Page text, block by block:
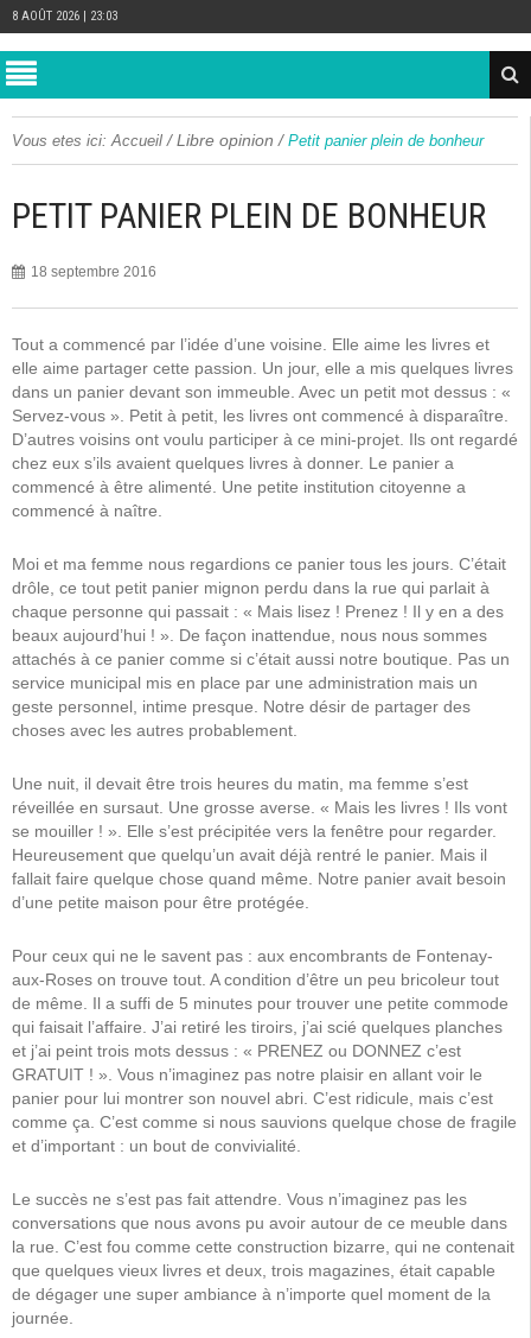
8 AOÛT 2026 | 23:03
Vous etes ici: Accueil /Libre opinion / Petit panier plein de bonheur
PETIT PANIER PLEIN DE BONHEUR
18 septembre 2016
Tout a commencé par l’idée d’une voisine. Elle aime les livres et
elle aime partager cette passion. Un jour, elle a mis quelques livres
dans un panier devant son immeuble. Avec un petit mot dessus : «
Servez-vous ». Petit à petit, les livres ont commencé à disparaître.
D’autres voisins ont voulu participer à ce mini-projet. Ils ont regardé
chez eux s’ils avaient quelques livres à donner. Le panier a
commencé à être alimenté. Une petite institution citoyenne a
commencé à naître.
Moi et ma femme nous regardions ce panier tous les jours. C’était
drôle, ce tout petit panier mignon perdu dans la rue qui parlait à
chaque personne qui passait : « Mais lisez ! Prenez ! Il y en a des
beaux aujourd’hui ! ». De façon inattendue, nous nous sommes
attachés à ce panier comme si c’était aussi notre boutique. Pas un
service municipal mis en place par une administration mais un
geste personnel, intime presque. Notre désir de partager des
choses avec les autres probablement.
Une nuit, il devait être trois heures du matin, ma femme s’est
réveillée en sursaut. Une grosse averse. « Mais les livres ! Ils vont
se mouiller ! ». Elle s’est précipitée vers la fenêtre pour regarder.
Heureusement que quelqu’un avait déjà rentré le panier. Mais il
fallait faire quelque chose quand même. Notre panier avait besoin
d’une petite maison pour être protégée.
Pour ceux qui ne le savent pas : aux encombrants de Fontenay-
aux-Roses on trouve tout. A condition d’être un peu bricoleur tout
de même. Il a suffi de 5 minutes pour trouver une petite commode
qui faisait l’affaire. J’ai retiré les tiroirs, j’ai scié quelques planches
et j’ai peint trois mots dessus : « PRENEZ ou DONNEZ c’est
GRATUIT ! ». Vous n’imaginez pas notre plaisir en allant voir le
panier pour lui montrer son nouvel abri. C’est ridicule, mais c’est
comme ça. C’est comme si nous sauvions quelque chose de fragile
et d’important : un bout de convivialité.
Le succès ne s’est pas fait attendre. Vous n’imaginez pas les
conversations que nous avons pu avoir autour de ce meuble dans
la rue. C’est fou comme cette construction bizarre, qui ne contenait
que quelques vieux livres et deux, trois magazines, était capable
de dégager une super ambiance à n’importe quel moment de la
journée.